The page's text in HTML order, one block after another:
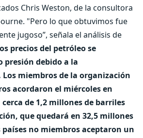
Chris Weston, de la consultora
"Pero lo que obtuvimos fue
jugoso”, señala el análisis de
precios del petróleo se
presión debido a la
miembros de la organización
acordaron el miércoles en
de 1,2 millones de barriles
que quedará en 32,5 millones
no miembros aceptaron un